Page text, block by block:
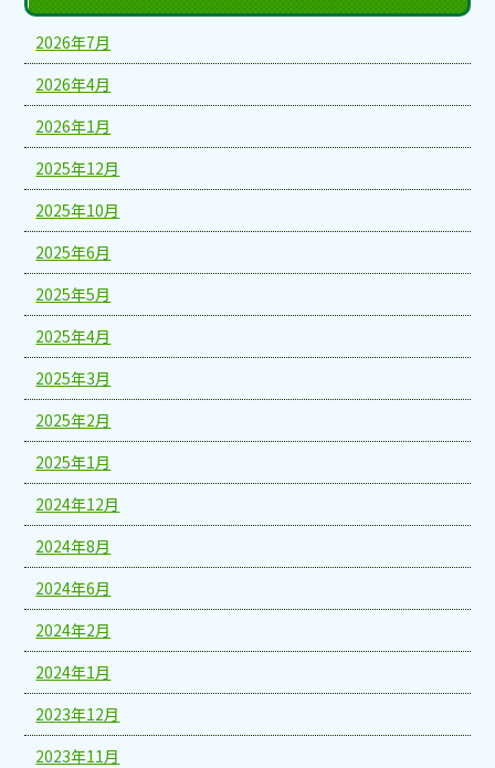
2026年7月
2026年4月
2026年1月
2025年12月
2025年10月
2025年6月
2025年5月
2025年4月
2025年3月
2025年2月
2025年1月
2024年12月
2024年8月
2024年6月
2024年2月
2024年1月
2023年12月
2023年11月